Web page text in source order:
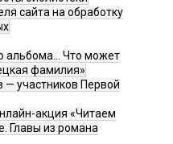
сайта на обработку
альбома... Что может
фамилия»
— участников Первой
акция «Читаем
Главы из романа